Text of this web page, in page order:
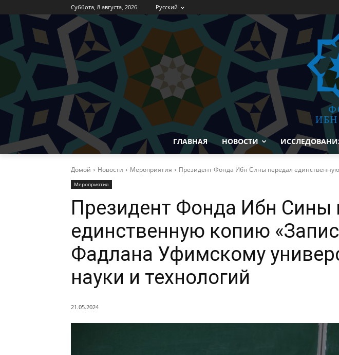
Суббота, 8 августа, 2026 Русский
ГЛАВНАЯ НОВОСТИ
Домой Новости Мероприятия Президент Фонда Ибн Сины передал
Мероприятия
Президент Фонда Ибн Сины
единственную копию
Фадлана Уфимскому
науки и технологий
21.05.2024